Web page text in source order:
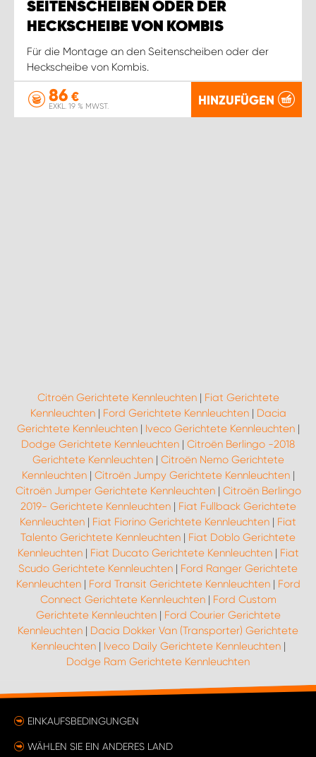
SEITENSCHEIBEN ODER DER
HECKSCHEIBE VON KOMBIS
Für die Montage an den Seitenscheiben oder der
Heckscheibe von Kombis.
86 €
EXKL. 19 % MWST. HINZUFÜGEN
Citroën Gerichtete Kennleuchten| Fiat Gerichtete
Kennleuchten| Ford Gerichtete Kennleuchten| Dacia
Gerichtete Kennleuchten| Iveco Gerichtete Kennleuchten|
Dodge Gerichtete Kennleuchten | Citroën Berlingo -2018
Gerichtete Kennleuchten| Citroën Nemo Gerichtete
Kennleuchten| Citroën Jumpy Gerichtete Kennleuchten|
Citroën Jumper Gerichtete Kennleuchten| Citroën Berlingo
2019- Gerichtete Kennleuchten| Fiat Fullback Gerichtete
Kennleuchten | Fiat Fiorino Gerichtete Kennleuchten | Fiat
Talento Gerichtete Kennleuchten | Fiat Doblo Gerichtete
Kennleuchten| Fiat Ducato Gerichtete Kennleuchten| Fiat
Scudo Gerichtete Kennleuchten | Ford Ranger Gerichtete
Kennleuchten| Ford Transit Gerichtete Kennleuchten| Ford
Connect Gerichtete Kennleuchten| Ford Custom
Gerichtete Kennleuchten| Ford Courier Gerichtete
Kennleuchten | Dacia Dokker Van (Transporter) Gerichtete
Kennleuchten| Iveco Daily Gerichtete Kennleuchten|
Dodge Ram Gerichtete Kennleuchten
EINKAUFSBEDINGUNGEN
WÄHLEN SIE EIN ANDERES LAND